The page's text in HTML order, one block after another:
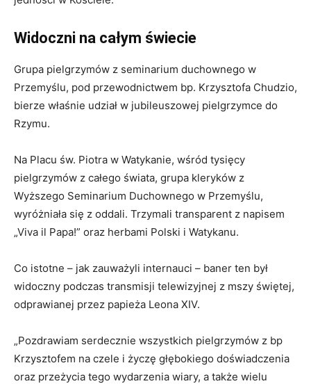
Widoczni na całym świecie
Grupa pielgrzymów z seminarium duchownego w
Przemyślu, pod przewodnictwem bp. Krzysztofa Chudzio,
bierze właśnie udział w jubileuszowej pielgrzymce do
Rzymu.
Na Placu św. Piotra w Watykanie, wśród tysięcy
pielgrzymów z całego świata, grupa kleryków z
Wyższego Seminarium Duchownego w Przemyślu,
wyróżniała się z oddali. Trzymali transparent z napisem
„Viva il Papa!” oraz herbami Polski i Watykanu.
Co istotne – jak zauważyli internauci – baner ten był
widoczny podczas transmisji telewizyjnej z mszy świętej,
odprawianej przez papieża Leona XIV.
„Pozdrawiam serdecznie wszystkich pielgrzymów z bp
Krzysztofem na czele i życzę głębokiego doświadczenia
oraz przeżycia tego wydarzenia wiary, a także wielu